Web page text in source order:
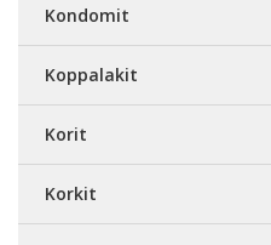
Kondomit
Koppalakit
Korit
Korkit